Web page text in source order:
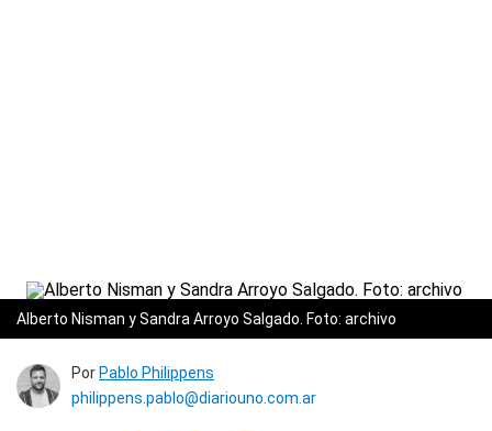
Alberto Nisman y Sandra Arroyo Salgado. Foto: archivo
Por Pablo Philippens
philippens.pablo@diariouno.com.ar